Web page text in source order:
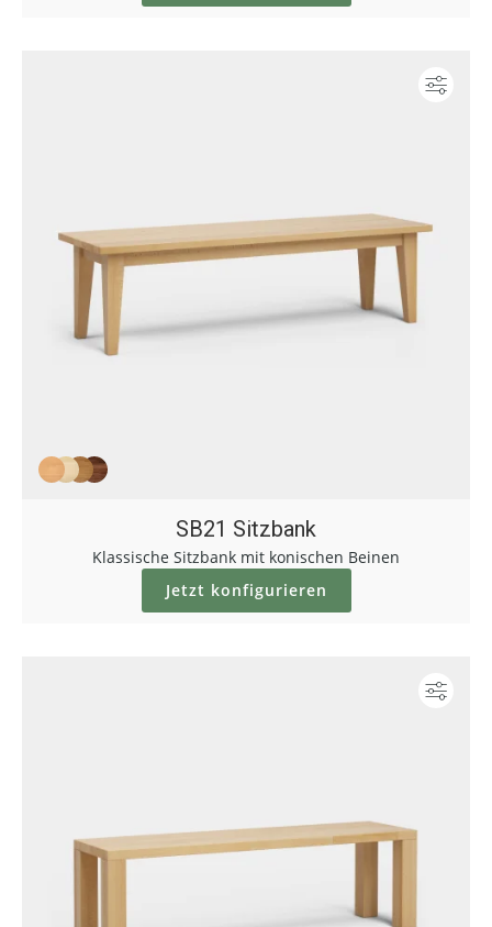
SB21 Sitzbank
Klassische Sitzbank mit konischen Beinen
Jetzt konfigurieren